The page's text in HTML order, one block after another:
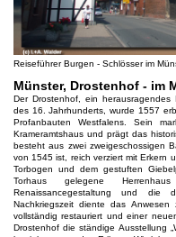
Reiseführer Burgen - Schlösser im
Münster, Drostenhof - im
Der Drostenhof, ein herausragendes
des 16. Jahrhunderts, wurde 1557
Profanbauten Westfalens. Sein
Krameramtshaus und prägt das
besteht aus zwei zweigeschossigen
von 1545 ist, reich verziert mit Erkern
Torbogen und dem gestuften
Torhaus gelegene
Renaissancegestaltung und die
Nachkriegszeit diente das
vollständig restauriert und einer
Drostenhof die ständige Ausstellung